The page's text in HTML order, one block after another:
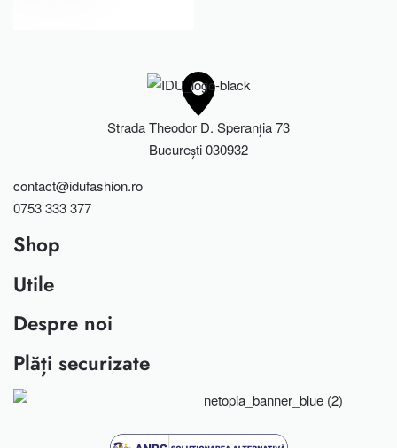
Strada Theodor D. Speranția 73
București 030932
contact@idufashion.ro
0753 333 377
Shop
Rochii
Bluze
Pantaloni
Sacouri
Card cadou
Utile
Întrebări frecvente
Cum te măsori?
Tabel de mărimi
Urmărește comanda
Despre noi
Showroom
Blog
Plăți securizate